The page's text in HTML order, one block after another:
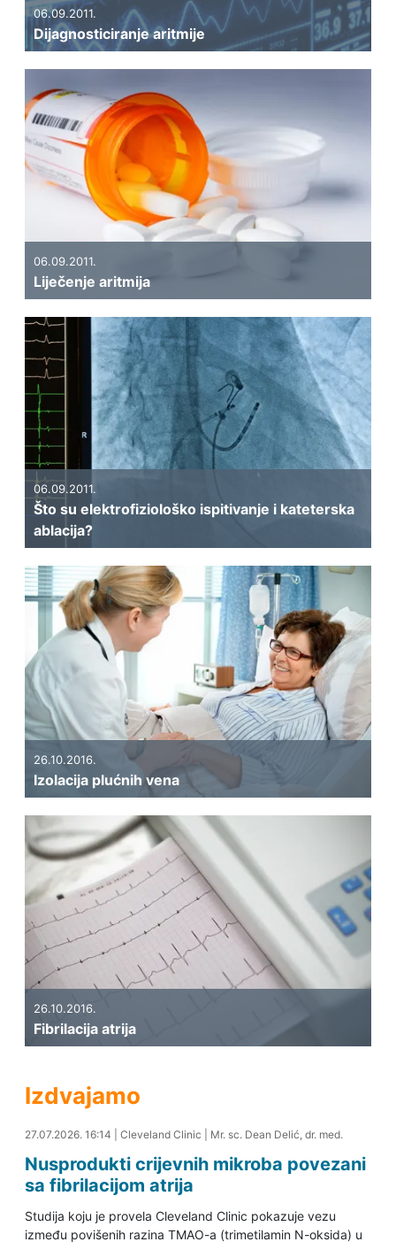
06.09.2011.
Dijagnosticiranje aritmije
06.09.2011.
Liječenje aritmija
06.09.2011.
Što su elektrofiziološko ispitivanje i kateterska
ablacija?
26.10.2016.
Izolacija plućnih vena
26.10.2016.
Fibrilacija atrija
Izdvajamo
27.07.2026. 16:26
27.07.2026. 16:14 Cleveland Clinic Mr. sc. Dean Delić, dr. med.
Nusprodukti crijevnih mikroba povezani
sa fibrilacijom atrija
Studija koju je provela Cleveland Clinic pokazuje vezu
između povišenih razina TMAO-a (trimetilamin N-oksida) u